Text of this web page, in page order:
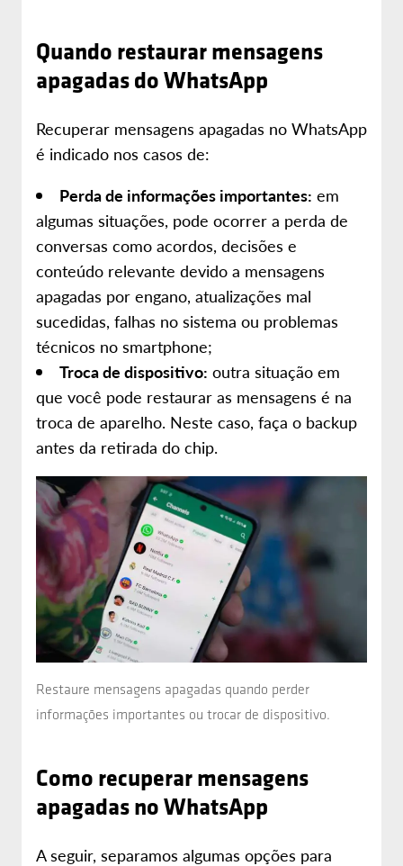
Quando restaurar mensagens
apagadas do WhatsApp
Recuperar mensagens apagadas no WhatsApp
é indicado nos casos de:
Perda de informações importantes: em
algumas situações, pode ocorrer a perda de
conversas como acordos, decisões e
conteúdo relevante devido a mensagens
apagadas por engano, atualizações mal
sucedidas, falhas no sistema ou problemas
técnicos no smartphone;
Troca de dispositivo: outra situação em
que você pode restaurar as mensagens é na
troca de aparelho. Neste caso, faça o backup
antes da retirada do chip.
Restaure mensagens apagadas quando perder
informações importantes ou trocar de dispositivo.
Como recuperar mensagens
apagadas no WhatsApp
A seguir, separamos algumas opções para